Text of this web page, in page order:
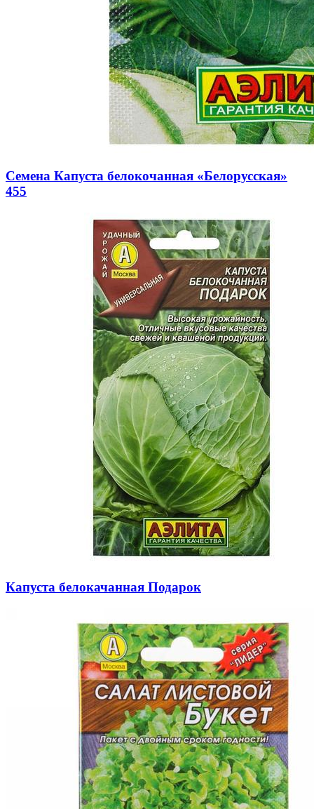
Семена Капуста белокочанная «Белорусская»
455
Капуста белокачанная Подарок